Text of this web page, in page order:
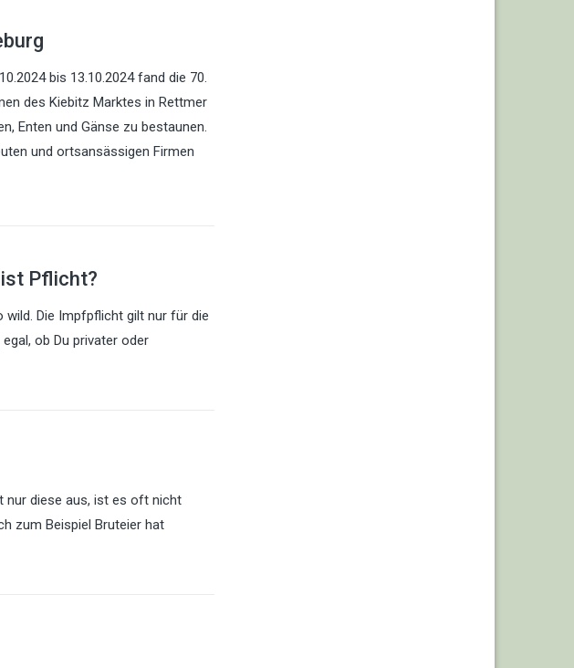
bis 13.10.2024 fand die 70.
des Kiebitz Marktes in Rettmer
Enten und Gänse zu bestaunen.
und ortsansässigen Firmen
Pflicht?
wild. Die Impfpflicht gilt nur für die
ob Du privater oder
nur diese aus, ist es oft nicht
zum Beispiel Bruteier hat